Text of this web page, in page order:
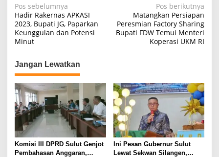
Navigasi
pos
Pos sebelumnya
Hadir Rakernas APKASI
2023, Bupati JG, Paparkan
Keunggulan dan Potensi
Minut
Pos berikutnya
Matangkan Persiapan
Peresmian Factory Sharing
Bupati FDW Temui Menteri
Koperasi UKM RI
Jangan Lewatkan
Komisi III DPRD Sulut Genjot
Pembahasan Anggaran,
Ini Pesan Gubernur Sulut
Lewat Sekwan Silangen,